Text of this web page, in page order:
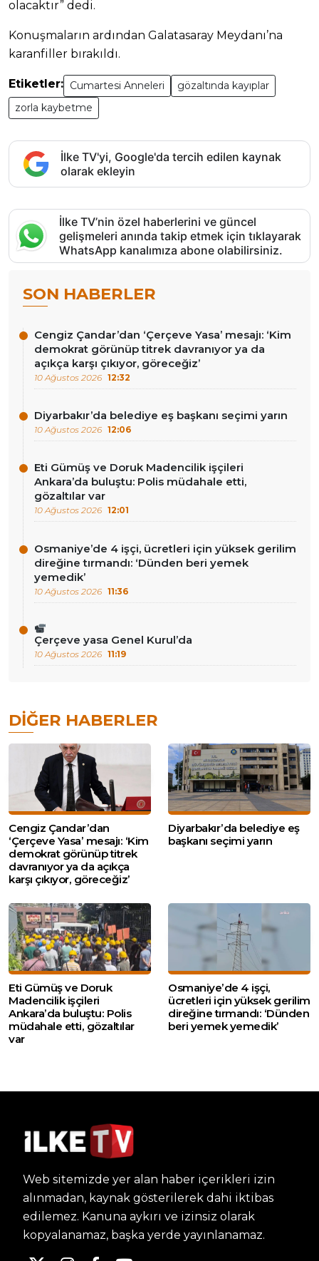
olacaktır” dedi.
Konuşmaların ardından Galatasaray Meydanı’na
karanfiller bırakıldı.
Etiketler: Cumartesi Anneleri
gözaltında kayıplar
zorla kaybetme
İlke TV'yi, Google'da tercih edilen kaynak
olarak ekleyin
İlke TV’nin özel haberlerini ve güncel
gelişmeleri anında takip etmek için tıklayarak
WhatsApp kanalımıza abone olabilirsiniz.
SON HABERLER
Cengiz Çandar’dan ‘Çerçeve Yasa’ mesajı: ‘Kim
demokrat görünüp titrek davranıyor ya da
açıkça karşı çıkıyor, göreceğiz’
10 Ağustos 2026 12:32
Diyarbakır’da belediye eş başkanı seçimi yarın
10 Ağustos 2026 12:06
Eti Gümüş ve Doruk Madencilik işçileri
Ankara’da buluştu: Polis müdahale etti,
gözaltılar var
10 Ağustos 2026 12:01
Osmaniye’de 4 işçi, ücretleri için yüksek gerilim
direğine tırmandı: ‘Dünden beri yemek
yemedik’
10 Ağustos 2026 11:36
Çerçeve yasa Genel Kurul’da
10 Ağustos 2026 11:19
DIĞER HABERLER
Cengiz Çandar’dan
‘Çerçeve Yasa’ mesajı: ‘Kim
demokrat görünüp titrek
davranıyor ya da açıkça
karşı çıkıyor, göreceğiz’
Diyarbakır’da belediye eş
başkanı seçimi yarın
Eti Gümüş ve Doruk
Madencilik işçileri
Ankara’da buluştu: Polis
müdahale etti, gözaltılar
var
Osmaniye’de 4 işçi,
ücretleri için yüksek gerilim
direğine tırmandı: ‘Dünden
beri yemek yemedik’
Web sitemizde yer alan haber içerikleri izin
alınmadan, kaynak gösterilerek dahi iktibas
edilemez. Kanuna aykırı ve izinsiz olarak
kopyalanamaz, başka yerde yayınlanamaz.